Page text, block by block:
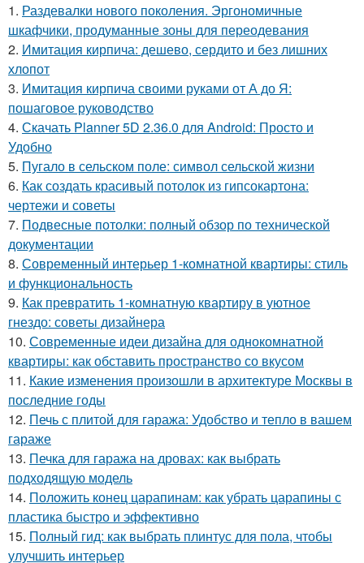
1. Раздевалки нового поколения. Эргономичные
шкафчики, продуманные зоны для переодевания
2. Имитация кирпича: дешево, сердито и без лишних
хлопот
3. Имитация кирпича своими руками от А до Я:
пошаговое руководство
4. Скачать Planner 5D 2.36.0 для Android: Просто и
Удобно
5. Пугало в сельском поле: символ сельской жизни
6. Как создать красивый потолок из гипсокартона:
чертежи и советы
7. Подвесные потолки: полный обзор по технической
документации
8. Современный интерьер 1-комнатной квартиры: стиль
и функциональность
9. Как превратить 1-комнатную квартиру в уютное
гнездо: советы дизайнера
10. Современные идеи дизайна для однокомнатной
квартиры: как обставить пространство со вкусом
11. Какие изменения произошли в архитектуре Москвы в
последние годы
12. Печь с плитой для гаража: Удобство и тепло в вашем
гараже
13. Печка для гаража на дровах: как выбрать
подходящую модель
14. Положить конец царапинам: как убрать царапины с
пластика быстро и эффективно
15. Полный гид: как выбрать плинтус для пола, чтобы
улучшить интерьер